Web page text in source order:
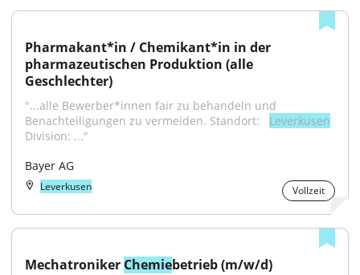
Pharmakant*in / Chemikant*in in der
pharmazeutischen Produktion (alle
Geschlechter)
"...alle Bewerber*innen fair zu behandeln und
Benachteiligungen zu vermeiden. Standort: ​​ ​ Leverkusen
Division: ​..."
Bayer AG
Leverkusen Vollzeit
Mechatroniker Chemiebetrieb (m/w/d)